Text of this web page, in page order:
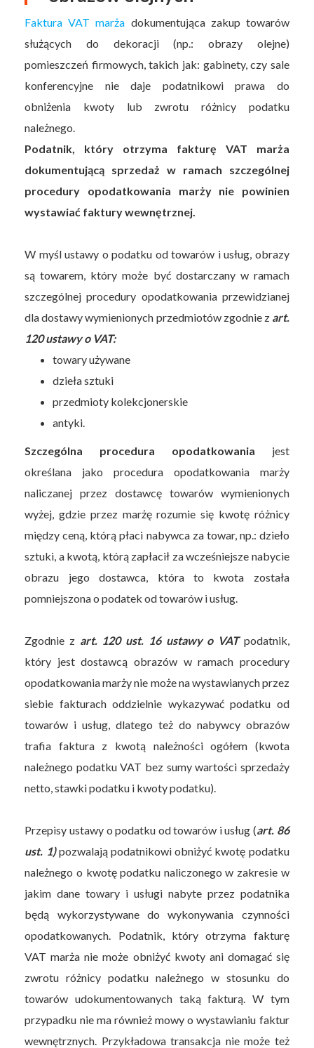
Faktura VAT marża dokumentująca zakup towarów
służących do dekoracji (np.: obrazy olejne)
pomieszczeń firmowych, takich jak: gabinety, czy sale
konferencyjne nie daje podatnikowi prawa do
obniżenia kwoty lub zwrotu różnicy podatku
należnego.
Podatnik, który otrzyma fakturę VAT marża
dokumentującą sprzedaż w ramach szczególnej
procedury opodatkowania marży nie powinien
wystawiać faktury wewnętrznej.
W myśl ustawy o podatku od towarów i usług, obrazy
są towarem, który może być dostarczany w ramach
szczególnej procedury opodatkowania przewidzianej
dla dostawy wymienionych przedmiotów zgodnie z art.
120 ustawy o VAT:
towary używane
dzieła sztuki
przedmioty kolekcjonerskie
antyki.
Szczególna procedura opodatkowania jest
określana jako procedura opodatkowania marży
naliczanej przez dostawcę towarów wymienionych
wyżej, gdzie przez marżę rozumie się kwotę różnicy
między ceną, którą płaci nabywca za towar, np.: dzieło
sztuki, a kwotą, którą zapłacił za wcześniejsze nabycie
obrazu jego dostawca, która to kwota została
pomniejszona o podatek od towarów i usług.
Zgodnie z art. 120 ust. 16 ustawy o VAT podatnik,
który jest dostawcą obrazów w ramach procedury
opodatkowania marży nie może na wystawianych przez
siebie fakturach oddzielnie wykazywać podatku od
towarów i usług, dlatego też do nabywcy obrazów
trafia faktura z kwotą należności ogółem (kwota
należnego podatku VAT bez sumy wartości sprzedaży
netto, stawki podatku i kwoty podatku).
Przepisy ustawy o podatku od towarów i usług (art. 86
ust. 1)pozwalają podatnikowi obniżyć kwotę podatku
należnego o kwotę podatku naliczonego w zakresie w
jakim dane towary i usługi nabyte przez podatnika
będą wykorzystywane do wykonywania czynności
opodatkowanych. Podatnik, który otrzyma fakturę
VAT marża nie może obniżyć kwoty ani domagać się
zwrotu różnicy podatku należnego w stosunku do
towarów udokumentowanych taką fakturą. W tym
przypadku nie ma również mowy o wystawianiu faktur
wewnętrznych. Przykładowa transakcja nie może też